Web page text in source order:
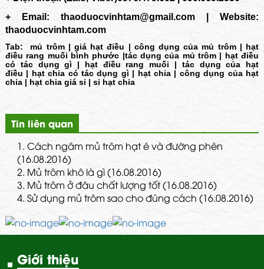
+ Email: thaoduocvinhtam@gmail.com | Website:
thaoduocvinhtam.com
Tab: mủ trôm|giá hạt điều | công dụng của mủ trôm| hạt
điều rang muối bình phước |tác dụng của mủ trôm | hạt điều
có tác dụng gì | hạt điều rang muối | tác dụng của hạt
điều | hạt chia có tác dụng gì | hạt chia | công dụng của hạt
chia| hạt chia giá sỉ| sỉ hạt chia
Tin liên quan
1. Cách ngâm mủ trôm hạt é và đường phèn
(16.08.2016)
2. Mủ trôm khô là gì (16.08.2016)
3. Mủ trôm ở đâu chất lượng tốt (16.08.2016)
4. Sử dụng mủ trôm sao cho đúng cách (16.08.2016)
Giới thiệu